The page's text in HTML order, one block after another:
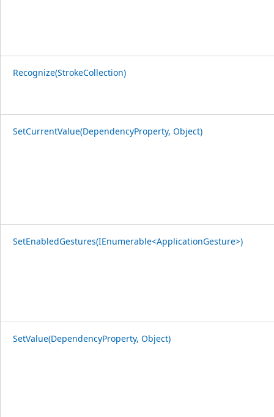
Recognize(StrokeCollection)
SetCurrentValue(DependencyProperty, Object)
SetEnabledGestures(IEnumerable<ApplicationGesture>)
SetValue(DependencyProperty, Object)